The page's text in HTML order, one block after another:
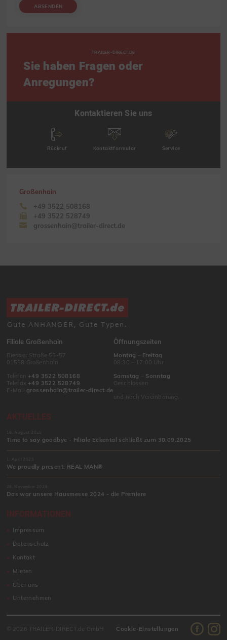
ABSENDEN
TRAILER-DIRECT.DE
Sie haben Fragen oder
Anregungen?
Kontaktieren Sie uns
Rückruf Kontaktformular Service
Großenhain
+49 3522 508168
+49 3522 528749
grossenhain@trailer-direct.de
Gute ANHÄNGER, Gute Typen.
Filiale Großenhain
Riesaer Straße 55-57
01558 Großenhain
Telefon +49 3522 508168
Telefax +49 3522 528749
E-Mail grossenhain@trailer-direct.de
Öffnungszeiten
Montag
Freitag
08:30 – 17:00 Uhr
Samstag
Sonntag
Geschlossen
und nach Vereinbarung.
AKTUELLES
18. August 2025
Time to say goodbye - Filiale Eckental schließt zum 30.09.2025
1. April 2025
We proudly present: REAL MAN®
28. November 2024
Das war unsere Hausmesse 2024 - die Premiere
INFORMATIONEN
Impressum
Datenschutz
Kontakt
Mieten
Über uns
Unternehmen
© 2026 TRAILER-DIRECT.de GmbH Cookie-Einstellungen